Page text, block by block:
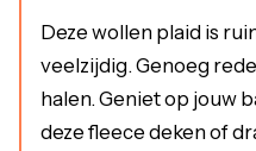
Deze wollen plaid is
veelzijdig. Genoeg
halen. Geniet op jouw
deze fleece deken of